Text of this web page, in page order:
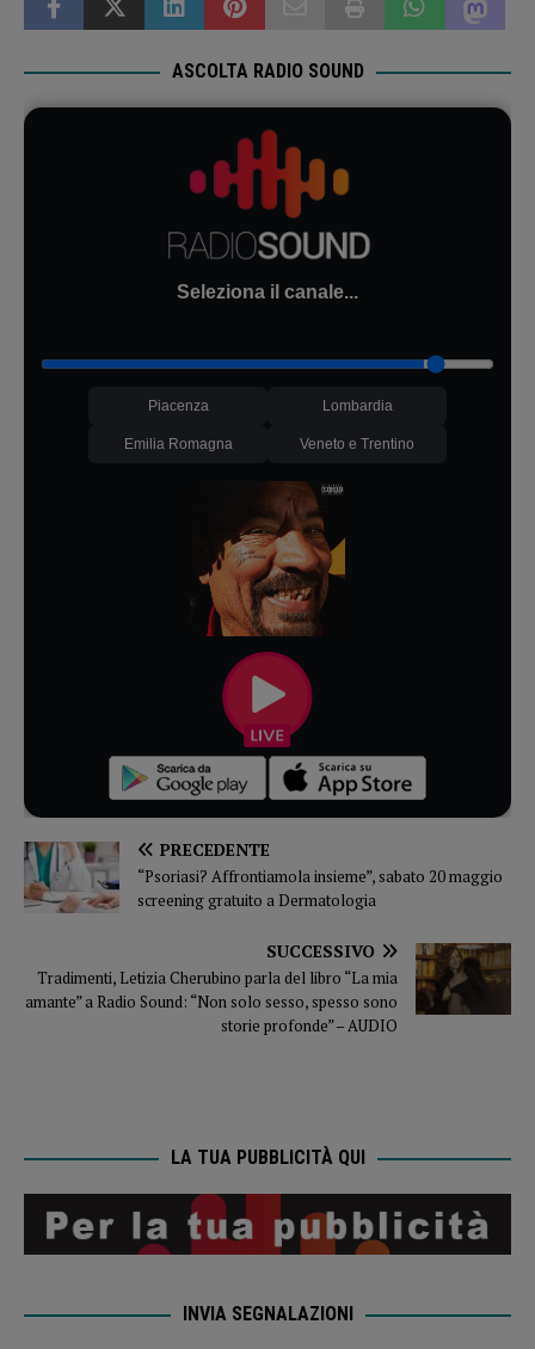
ASCOLTA RADIO SOUND
Seleziona il canale...
Piacenza Lombardia
Emilia Romagna Veneto e Trentino
PRECEDENTE
“Psoriasi? Affrontiamola insieme”, sabato 20 maggio
screening gratuito a Dermatologia
SUCCESSIVO
Tradimenti, Letizia Cherubino parla del libro “La mia
amante” a Radio Sound: “Non solo sesso, spesso sono
storie profonde” – AUDIO
LA TUA PUBBLICITÀ QUI
INVIA SEGNALAZIONI